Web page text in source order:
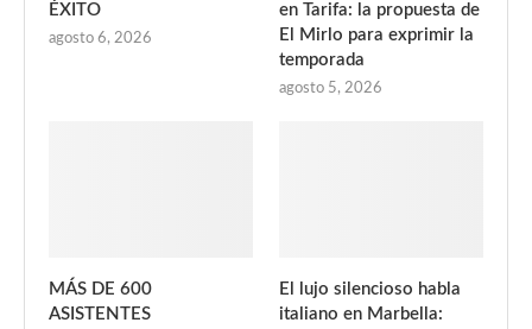
ÉXITO
agosto 6, 2026
en Tarifa: la propuesta de
El Mirlo para exprimir la
temporada
agosto 5, 2026
MÁS DE 600
ASISTENTES
El lujo silencioso habla
italiano en Marbella: